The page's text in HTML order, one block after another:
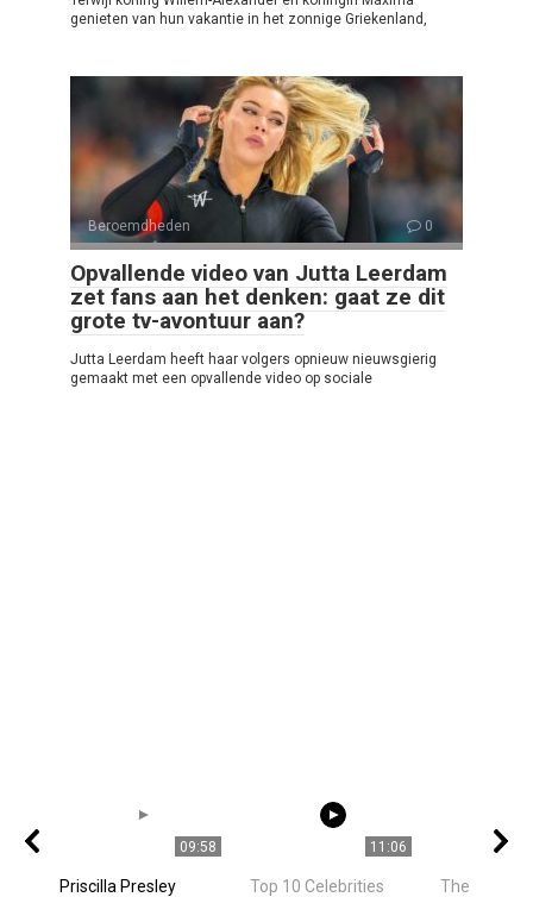
genieten van hun vakantie in het zonnige Griekenland,
Beroemdheden 0
Opvallende video van Jutta Leerdam
zet fans aan het denken: gaat ze dit
grote tv-avontuur aan?
Jutta Leerdam heeft haar volgers opnieuw nieuwsgierig
gemaakt met een opvallende video op sociale
09:58
Priscilla Presley
11:06
Top 10 Celebrities
The owner